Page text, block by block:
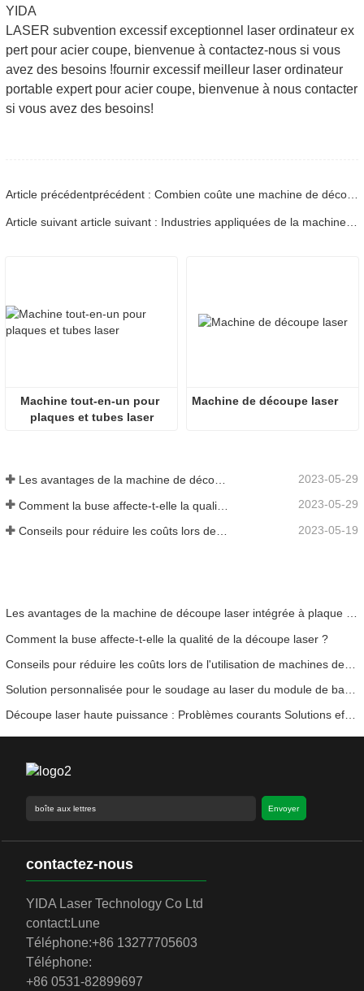
YIDA
LASER subvention excessif exceptionnel laser ordinateur ex
pert pour acier coupe, bienvenue à contactez-nous si vous
avez des besoins !fournir excessif meilleur laser ordinateur
portable expert pour acier coupe, bienvenue à nous contacter
si vous avez des besoins!
Machine tout-en-un pour
plaques et tubes laser
Machine de découpe laser
Les avantages de la machine de découpe laser intégrée à plaque et tube 2023-05-29
2023-05-29
2023-05-19
Les avantages de la machine de découpe laser intégrée à plaque et tube
Comment la buse affecte-t-elle la qualité de la découpe laser ?
Découpe laser haute puissance : Problèmes courants Solutions efficaces
Envoyer
contactez-nous
YIDA Laser Technology Co Ltd
contact: Lune
Téléphone:+86 13277705603
Téléphone:
+86 0531-82899697